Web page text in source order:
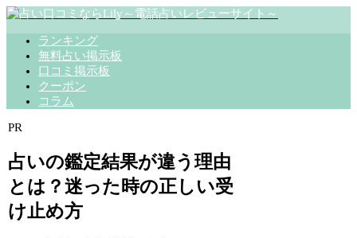
ランキング
無料占い掲示板
口コミ掲示板
クーポン
コラム
PR
占いの鑑定結果が違う理由
とは？迷った時の正しい受
け止め方